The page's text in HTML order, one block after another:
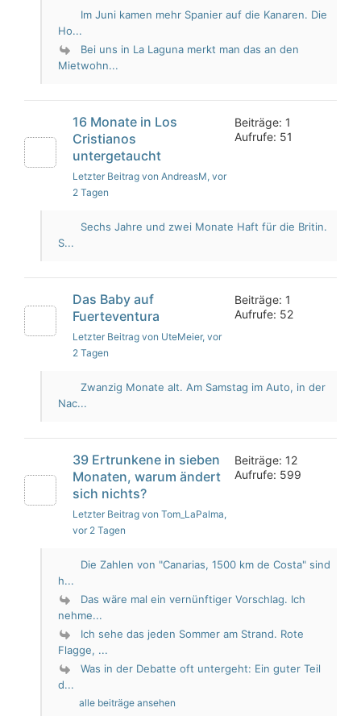
Im Juni kamen mehr Spanier auf die Kanaren. Die
Ho...
Bei uns in La Laguna merkt man das an den
Mietwohn...
16 Monate in Los
Cristianos
untergetaucht
Letzter Beitrag von AndreasM, vor
2 Tagen
Beiträge: 1
Aufrufe: 51
Sechs Jahre und zwei Monate Haft für die Britin.
S...
Das Baby auf
Fuerteventura
Letzter Beitrag von UteMeier, vor
2 Tagen
Beiträge: 1
Aufrufe: 52
Zwanzig Monate alt. Am Samstag im Auto, in der
Nac...
39 Ertrunkene in sieben
Monaten, warum ändert
sich nichts?
Letzter Beitrag von Tom_LaPalma,
vor 2 Tagen
Beiträge: 12
Aufrufe: 599
Die Zahlen von "Canarias, 1500 km de Costa" sind
h...
Das wäre mal ein vernünftiger Vorschlag. Ich
nehme...
Ich sehe das jeden Sommer am Strand. Rote
Flagge, ...
Was in der Debatte oft untergeht: Ein guter Teil
d...
alle beiträge ansehen